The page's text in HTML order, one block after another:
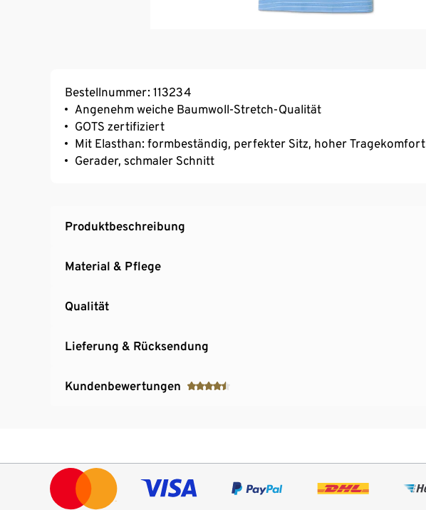
Bestellnummer: 113234
Angenehm weiche Baumwoll-Stretch-Qualität
GOTS zertifiziert
Mit Elasthan: formbeständig, perfekter Sitz, hoher Tragekomfort
Gerader, schmaler Schnitt
Produktbeschreibung
Material & Pflege
Qualität
Lieferung & Rücksendung
Kundenbewertungen